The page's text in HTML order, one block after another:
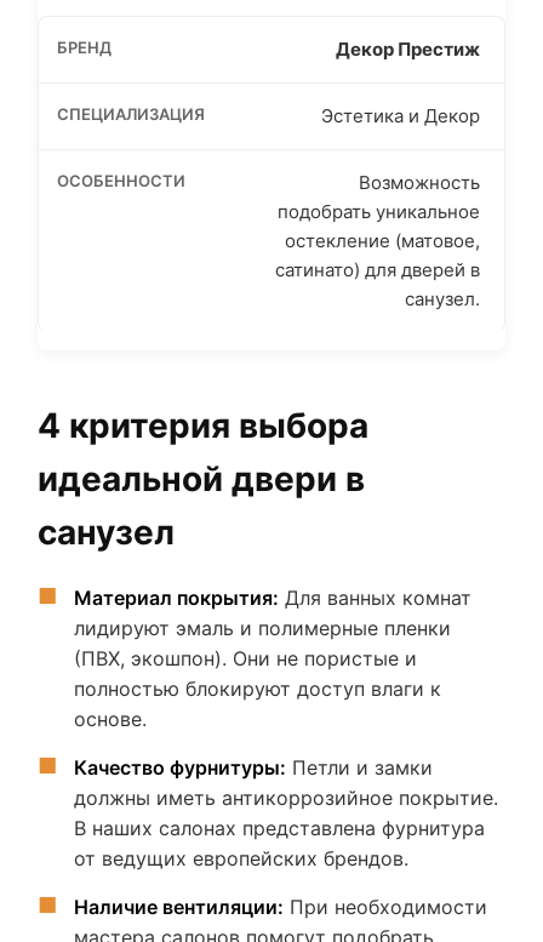
Декор Престиж
Эстетика и Декор
Возможность
подобрать уникальное
остекление (матовое,
сатинато) для дверей в
санузел.
4 критерия выбора
идеальной двери в
санузел
Материал покрытия: Для ванных комнат
лидируют эмаль и полимерные пленки
(ПВХ, экошпон). Они не пористые и
полностью блокируют доступ влаги к
основе.
Качество фурнитуры: Петли и замки
должны иметь антикоррозийное покрытие.
В наших салонах представлена фурнитура
от ведущих европейских брендов.
Наличие вентиляции: При необходимости
мастера салонов помогут подобрать